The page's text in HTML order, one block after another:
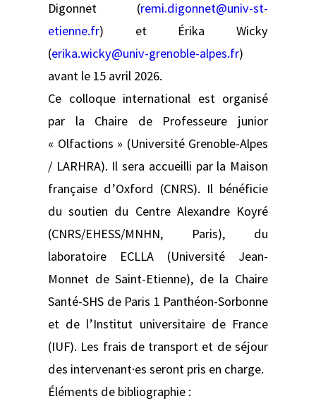
Digonnet (remi.digonnet@univ-st-
etienne.fr) et Érika Wicky
(erika.wicky@univ-grenoble-alpes.fr)
avant le 15 avril 2026.
Ce colloque international est organisé
par la Chaire de Professeure junior
« Olfactions » (Université Grenoble-Alpes
/ LARHRA). Il sera accueilli par la Maison
française d’Oxford (CNRS). Il bénéficie
du soutien du Centre Alexandre Koyré
(CNRS/EHESS/MNHN, Paris), du
laboratoire ECLLA (Université Jean-
Monnet de Saint-Etienne), de la Chaire
Santé-SHS de Paris 1 Panthéon-Sorbonne
et de l’Institut universitaire de France
(IUF). Les frais de transport et de séjour
des intervenant·es seront pris en charge.
Éléments de bibliographie :